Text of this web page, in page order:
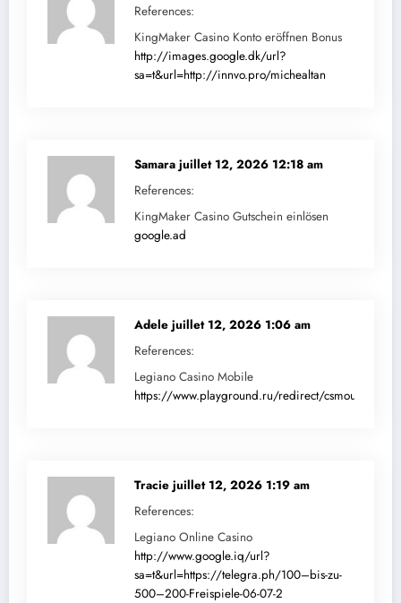
References:
KingMaker Casino Konto eröffnen Bonus
http://images.google.dk/url?
sa=t&url=http://innvo.pro/michealtan
Samara juillet 12, 2026 12:18 am
References:
KingMaker Casino Gutschein einlösen
google.ad
Adele juillet 12, 2026 1:06 am
References:
Legiano Casino Mobile
https://www.playground.ru/redirect/csmouse.com/
Tracie juillet 12, 2026 1:19 am
References:
Legiano Online Casino
http://www.google.iq/url?
sa=t&url=https://telegra.ph/100–bis-zu-
500–200-Freispiele-06-07-2